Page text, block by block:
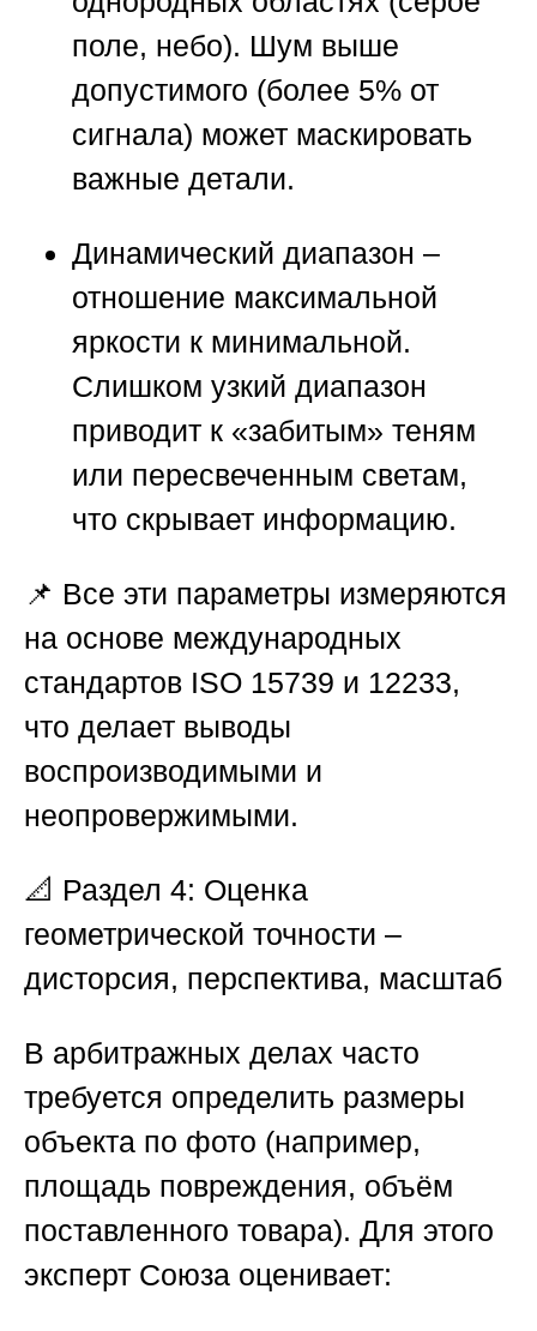
поле, небо). Шум выше
допустимого (более 5% от
сигнала) может маскировать
важные детали.
Динамический диапазон –
отношение максимальной
яркости к минимальной.
Слишком узкий диапазон
приводит к «забитым» теням
или пересвеченным светам,
что скрывает информацию.
📌 Все эти параметры измеряются
на основе международных
стандартов ISO 15739 и 12233,
что делает выводы
воспроизводимыми и
неопровержимыми.
📐 Раздел 4: Оценка
геометрической точности –
дисторсия, перспектива, масштаб
В арбитражных делах часто
требуется определить размеры
объекта по фото (например,
площадь повреждения, объём
поставленного товара). Для этого
эксперт Союза оценивает: